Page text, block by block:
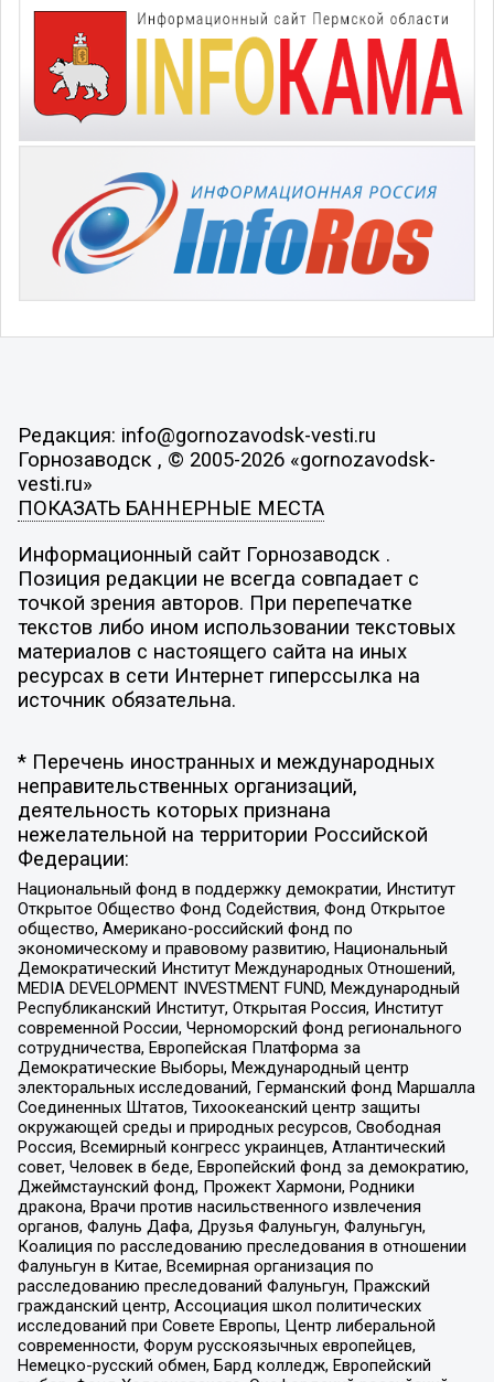
Редакция: info@gornozavodsk-vesti.ru
Горнозаводск , © 2005-2026 «gornozavodsk-
vesti.ru»
ПОКАЗАТЬ БАННЕРНЫЕ МЕСТА
Информационный сайт Горнозаводск .
Позиция редакции не всегда совпадает с
точкой зрения авторов. При перепечатке
текстов либо ином использовании текстовых
материалов с настоящего сайта на иных
ресурсах в сети Интернет гиперссылка на
источник обязательна.
* Перечень иностранных и международных
неправительственных организаций,
деятельность которых признана
нежелательной на территории Российской
Федерации:
Национальный фонд в поддержку демократии, Институт
Открытое Общество Фонд Содействия, Фонд Открытое
общество, Американо-российский фонд по
экономическому и правовому развитию, Национальный
Демократический Институт Международных Отношений,
MEDIA DEVELOPMENT INVESTMENT FUND, Международный
Республиканский Институт, Открытая Россия, Институт
современной России, Черноморский фонд регионального
сотрудничества, Европейская Платформа за
Демократические Выборы, Международный центр
электоральных исследований, Германский фонд Маршалла
Соединенных Штатов, Тихоокеанский центр защиты
окружающей среды и природных ресурсов, Свободная
Россия, Всемирный конгресс украинцев, Атлантический
совет, Человек в беде, Европейский фонд за демократию,
Джеймстаунский фонд, Прожект Хармони, Родники
дракона, Врачи против насильственного извлечения
органов, Фалунь Дафа, Друзья Фалуньгун, Фалуньгун,
Коалиция по расследованию преследования в отношении
Фалуньгун в Китае, Всемирная организация по
расследованию преследований Фалуньгун, Пражский
гражданский центр, Ассоциация школ политических
исследований при Совете Европы, Центр либеральной
современности, Форум русскоязычных европейцев,
Немецко-русский обмен, Бард колледж, Европейский